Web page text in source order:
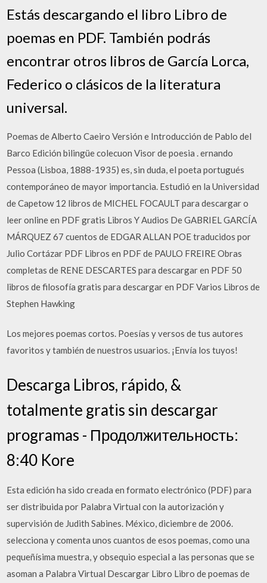
Estás descargando el libro Libro de
poemas en PDF. También podrás
encontrar otros libros de García Lorca,
Federico o clásicos de la literatura
universal.
Poemas de Alberto Caeiro Versión e Introducción de Pablo del
Barco Edición bilingüe colecuon Visor de poesia . ernando
Pessoa (Lisboa, 1888-1935) es, sin duda, el poeta portugués
contemporáneo de mayor importancia. Estudió en la Universidad
de Capetow 12 libros de MICHEL FOCAULT para descargar o
leer online en PDF gratis Libros Y Audios De GABRIEL GARCÍA
MÁRQUEZ 67 cuentos de EDGAR ALLAN POE traducidos por
Julio Cortázar PDF Libros en PDF de PAULO FREIRE Obras
completas de RENE DESCARTES para descargar en PDF 50
libros de filosofía gratis para descargar en PDF Varios Libros de
Stephen Hawking
Los mejores poemas cortos. Poesías y versos de tus autores
favoritos y también de nuestros usuarios. ¡Envía los tuyos!
Descarga Libros, rápido, &
totalmente gratis sin descargar
programas - Продолжительность:
8:40 Kore
Esta edición ha sido creada en formato electrónico (PDF) para
ser distribuida por Palabra Virtual con la autorización y
supervisión de Judith Sabines. México, diciembre de 2006.
selecciona y comenta unos cuantos de esos poemas, como una
pequeñísima muestra, y obsequio especial a las personas que se
asoman a Palabra Virtual Descargar Libro Libro de poemas de